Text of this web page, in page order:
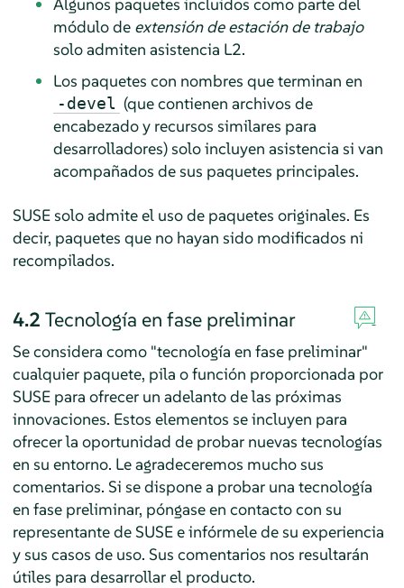
módulo de extensión de estación de trabajo
solo admiten asistencia L2.
Los paquetes con nombres que terminan en
-devel (que contienen archivos de
encabezado y recursos similares para
desarrolladores) solo incluyen asistencia si van
acompañados de sus paquetes principales.
SUSE solo admite el uso de paquetes originales. Es
decir, paquetes que no hayan sido modificados ni
recompilados.
4.2 Tecnología en fase preliminar
Se considera como "tecnología en fase preliminar"
cualquier paquete, pila o función proporcionada por
SUSE para ofrecer un adelanto de las próximas
innovaciones. Estos elementos se incluyen para
ofrecer la oportunidad de probar nuevas tecnologías
en su entorno. Le agradeceremos mucho sus
comentarios. Si se dispone a probar una tecnología
en fase preliminar, póngase en contacto con su
representante de SUSE e infórmele de su experiencia
y sus casos de uso. Sus comentarios nos resultarán
útiles para desarrollar el producto.